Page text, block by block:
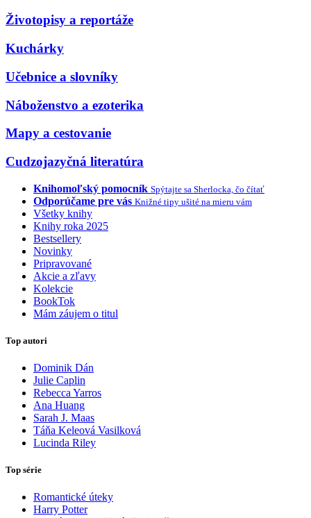
Životopisy a reportáže
Kuchárky
Učebnice a slovníky
Náboženstvo a ezoterika
Mapy a cestovanie
Cudzojazyčná literatúra
Knihomoľský pomocník Spýtajte sa Sherlocka, čo čítať
Odporúčame pre vás Knižné tipy ušité na mieru vám
Všetky knihy
Knihy roka 2025
Bestsellery
Novinky
Pripravované
Akcie a zľavy
Kolekcie
BookTok
Mám záujem o titul
Top autori
Dominik Dán
Julie Caplin
Rebecca Yarros
Ana Huang
Sarah J. Maas
Táňa Keleová Vasilková
Lucinda Riley
Top série
Romantické úteky
Harry Potter